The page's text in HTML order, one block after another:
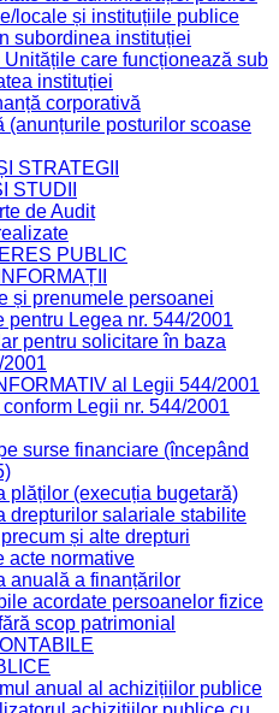
locale și instituțiile publice
subordinea instituției
Unitățile care funcționează sub
instituției
corporativă
(anunțurile posturilor scoase
STRATEGII
STUDII
de Audit
PUBLIC
și prenumele persoanei
pentru Legea nr. 544/2001
pentru solicitare în baza
2001
al Legii 544/2001
Legii nr. 544/2001
surse financiare (începând
plăților (execuția bugetară)
drepturilor salariale stabilite
și alte drepturi
acte normative
anuală a finanțărilor
acordate persoanelor fizice
scop patrimonial
anual al achizițiilor publice